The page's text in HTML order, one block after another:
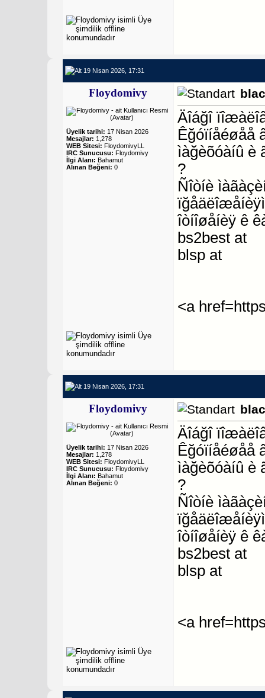
19 Nisan 2026, 17:31
Floydomivy
Üyelik tarihi: 17 Nisan 2026
Mesajlar: 1,278
WEB Sitesi: FloydomivyLL
IRC Sunucusu: Floydomivy
İlgi Alanı: Bahamut
Alınan Beğeni: 0
Äîáğî
Êğóïíåéøåå
ìàğèõóàíû è
?
Ñîòíè
îòíîøåíèÿ ê
bs2best at
blsp at
<a
19 Nisan 2026, 17:31
Floydomivy
Üyelik tarihi: 17 Nisan 2026
Mesajlar: 1,278
WEB Sitesi: FloydomivyLL
IRC Sunucusu: Floydomivy
İlgi Alanı: Bahamut
Alınan Beğeni: 0
Äîáğî
Êğóïíåéøåå
ìàğèõóàíû è
?
Ñîòíè
îòíîøåíèÿ ê
bs2best at
blsp at
<a